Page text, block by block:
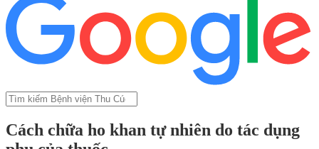
Cách chữa ho khan tự nhiên do tác dụng